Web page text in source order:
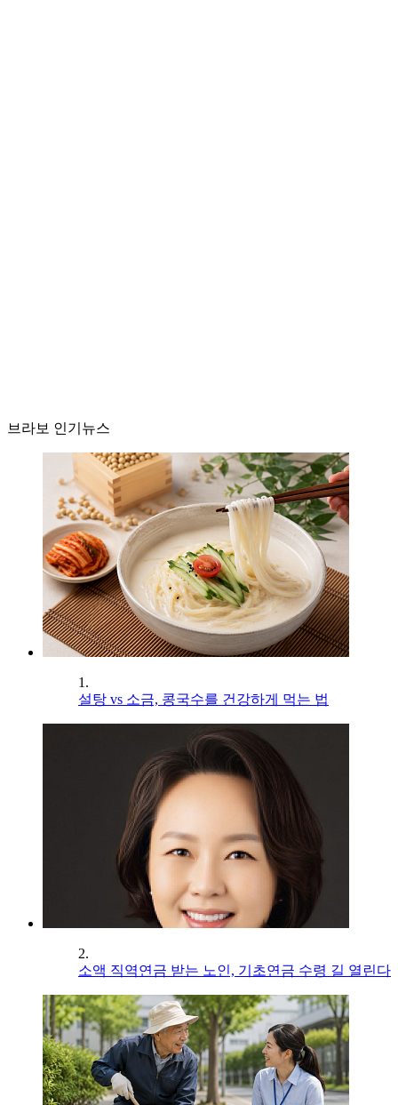
브라보 인기뉴스
1.
설탕 vs 소금, 콩국수를 건강하게 먹는 법
2.
소액 직역연금 받는 노인, 기초연금 수령 길 열린다